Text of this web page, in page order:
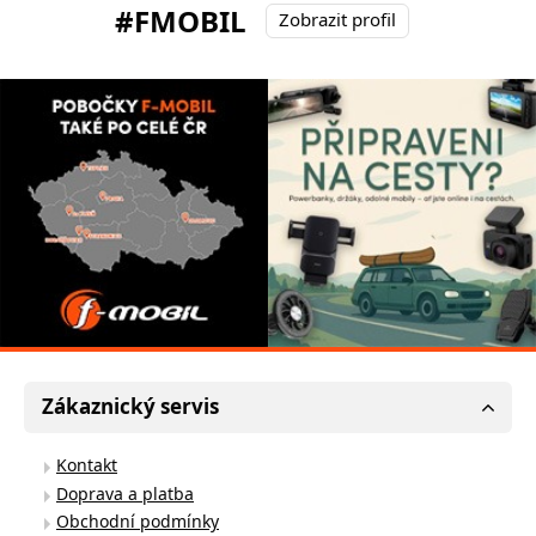
#FMOBIL
Zobrazit profil
Zákaznický servis
Kontakt
Doprava a platba
Obchodní podmínky